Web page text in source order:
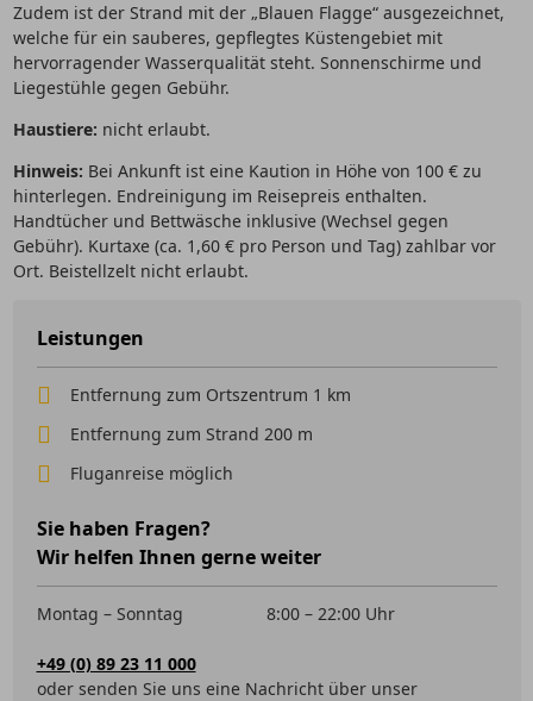
Zudem ist der Strand mit der „Blauen Flagge“ ausgezeichnet,
welche für ein sauberes, gepflegtes Küstengebiet mit
hervorragender Wasserqualität steht. Sonnenschirme und
Liegestühle gegen Gebühr.
Haustiere: nicht erlaubt.
Hinweis: Bei Ankunft ist eine Kaution in Höhe von 100 € zu
hinterlegen. Endreinigung im Reisepreis enthalten.
Handtücher und Bettwäsche inklusive (Wechsel gegen
Gebühr). Kurtaxe (ca. 1,60 € pro Person und Tag) zahlbar vor
Ort. Beistellzelt nicht erlaubt.
Leistungen
Entfernung zum Ortszentrum 1 km
Entfernung zum Strand 200 m
Fluganreise möglich
Sie haben Fragen?
Wir helfen Ihnen gerne weiter
Montag – Sonntag 8:00 – 22:00 Uhr
+49 (0) 89 23 11 000
oder senden Sie uns eine Nachricht über unser